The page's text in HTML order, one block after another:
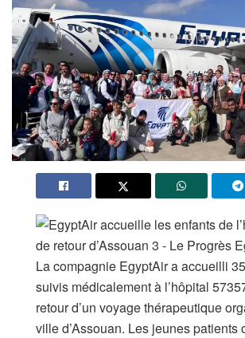
La compagnie EgyptAir a accueilli
suivis médicalement à l’hôpital
retour d’un voyage thérapeutique
ville d’Assouan. Les jeunes patients